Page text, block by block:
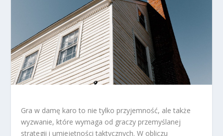
Gra w damę karo to nie tylko przyjemność, ale także
wyzwanie, które wymaga od graczy przemyślanej
strategii i umiejętności taktycznych. W obliczu